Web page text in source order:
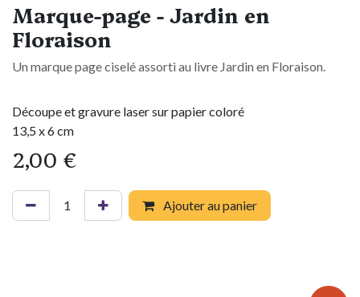
Marque-page - Jardin en
Floraison
Un marque page ciselé assorti au livre Jardin en Floraison.
Découpe et gravure laser sur papier coloré
13,5 x 6 cm
2,00 €
Ajouter au panier